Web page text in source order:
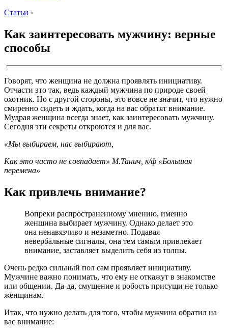
Статьи ›
Как заинтересовать мужчину: верные
способы
Говорят, что женщина не должна проявлять инициативу.
Отчасти это так, ведь каждый мужчина по природе своей
охотник. Но с другой стороны, это вовсе не значит, что нужно
смиренно сидеть и ждать, когда на вас обратят внимание.
Мудрая женщина всегда знает, как заинтересовать мужчину.
Сегодня эти секреты откроются и для вас.
«Мы выбираем, нас выбирают,
Как это часто не совпадает» М.Танич, к/ф «Большая
перемена»
Как привлечь внимание?
Вопреки распространенному мнению, именно
женщина выбирает мужчину. Однако делает это
она ненавязчиво и незаметно. Подавая
невербальные сигналы, она тем самым привлекает
внимание, заставляет выделить себя из толпы.
Очень редко сильный пол сам проявляет инициативу.
Мужчине важно понимать, что ему не откажут в знакомстве
или общении. Да-да, смущение и робость присущи не только
женщинам.
Итак, что нужно делать для того, чтобы мужчина обратил на
вас внимание: